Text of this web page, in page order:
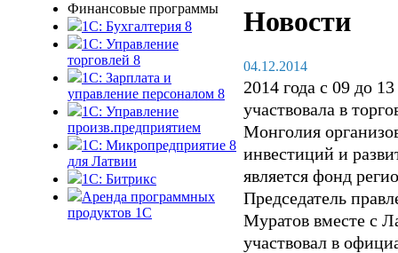
Финансовые программы
1С: Бухгалтерия 8
1C: Управление
торговлей 8
1C: Зарплата и
управление персоналом 8
1C: Управление
произв.предприятием
1С: Микропредприятие 8
для Латвии
1C: Битрикс
Аренда программных
продуктов 1С
Новости
04.12.2014
2014 года с 09 до
участвовала в
Монголия
инвестиций и
является фонд
Председатель
Муратов вместе с
участвовал в